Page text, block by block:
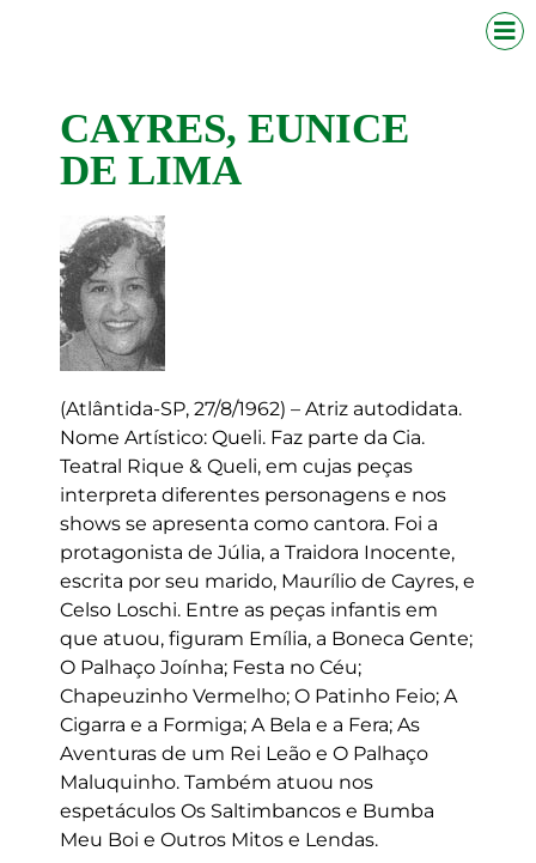
CAYRES, EUNICE
DE LIMA
(Atlântida-SP, 27/8/1962) – Atriz autodidata.
Nome Artístico: Queli. Faz parte da Cia.
Teatral Rique & Queli, em cujas peças
interpreta diferentes personagens e nos
shows se apresenta como cantora. Foi a
protagonista de Júlia, a Traidora Inocente,
escrita por seu marido, Maurílio de Cayres, e
Celso Loschi. Entre as peças infantis em
que atuou, figuram Emília, a Boneca Gente;
O Palhaço Joínha; Festa no Céu;
Chapeuzinho Vermelho; O Patinho Feio; A
Cigarra e a Formiga; A Bela e a Fera; As
Aventuras de um Rei Leão e O Palhaço
Maluquinho. Também atuou nos
espetáculos Os Saltimbancos e Bumba
Meu Boi e Outros Mitos e Lendas.